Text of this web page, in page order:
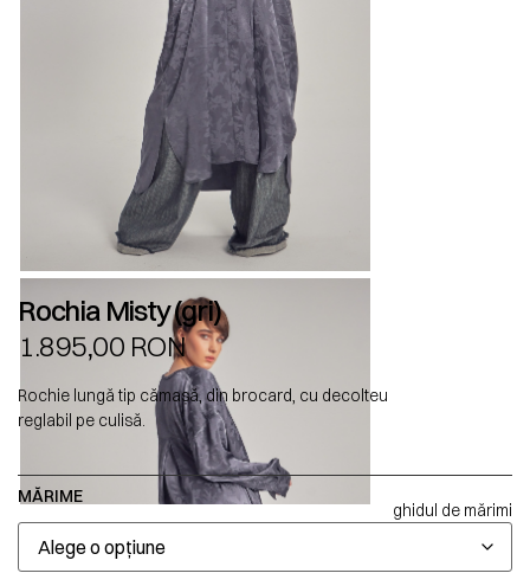
Rochia Misty (gri)
1.895,00 RON
Rochie lungă tip cămașă, din brocard, cu decolteu
reglabil pe culisă.
MĂRIME
ghidul de mărimi